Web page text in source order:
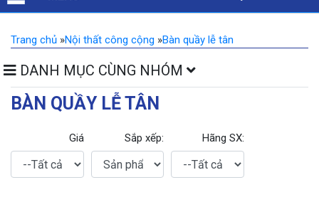
Trang chủ »Nội thất công cộng »Bàn quầy lễ tân
DANH MỤC CÙNG NHÓM
BÀN QUẦY LỄ TÂN
Giá Sắp xếp: Hãng SX: